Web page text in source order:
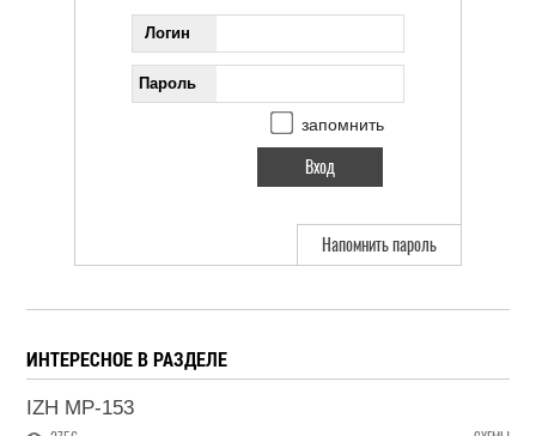
Логин
Пароль
запомнить
Напомнить пароль
ИНТЕРЕСНОЕ В РАЗДЕЛЕ
IZH MP-153